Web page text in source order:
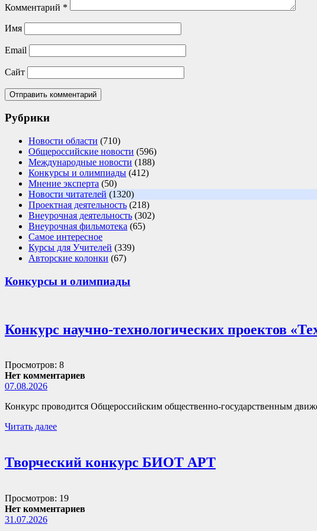
Комментарий *
Имя
Email
Сайт
Рубрики
Новости области (710)
Общероссийские новости (596)
Международные новости (188)
Конкурсы и олимпиады (412)
Мнение эксперта (50)
Новости читателей (1320)
Проектная деятельность (218)
Внеурочная деятельность (302)
Внеурочная фильмотека (65)
Самое интересное
Курсы для Учителей (339)
Авторские колонки (67)
Конкурсы и олимпиады
Конкурс научно-технологических проектов
Просмотров: 8
Нет комментариев
07.08.2026
Конкурс проводится Общероссийским общественно-государственным
Читать далее
Творческий конкурс БИОТ АРТ
Просмотров: 19
Нет комментариев
31.07.2026